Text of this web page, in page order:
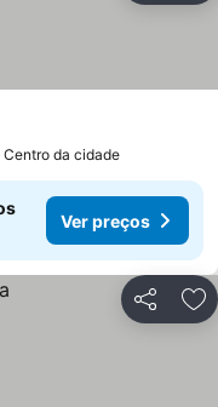
Centro da cidade
Ver preços
Partilhar